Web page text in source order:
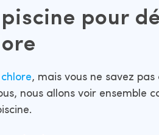
pour
, mais vous ne savez pas
nous allons voir ensemble